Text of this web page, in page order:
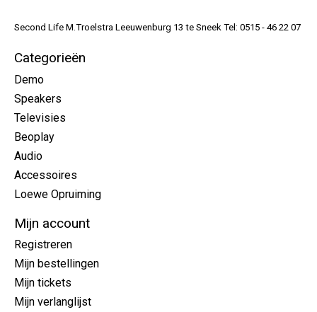
Second Life M.Troelstra Leeuwenburg 13 te Sneek Tel: 0515 - 46 22 07
Categorieën
Demo
Speakers
Televisies
Beoplay
Audio
Accessoires
Loewe Opruiming
Mijn account
Registreren
Mijn bestellingen
Mijn tickets
Mijn verlanglijst